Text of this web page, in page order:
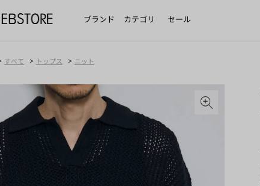
ブランド カテゴリ セール
すべて > トップス > ニット